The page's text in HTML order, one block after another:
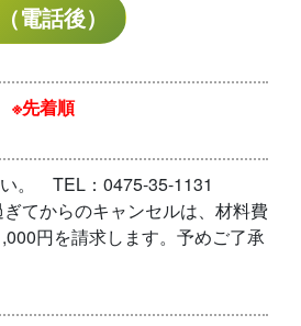
電話後）
※先着順
。 TEL：0475-35-1131
てからのキャンセルは、材料費
円を請求します。予めご了承